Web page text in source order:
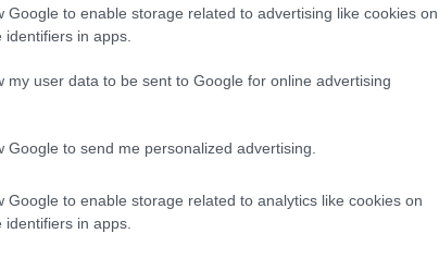
Google to enable storage related to advertising like cookies on
in apps.
my user data to be sent to Google for online advertising
Google to send me personalized advertising.
Google to enable storage related to analytics like cookies on
in apps.